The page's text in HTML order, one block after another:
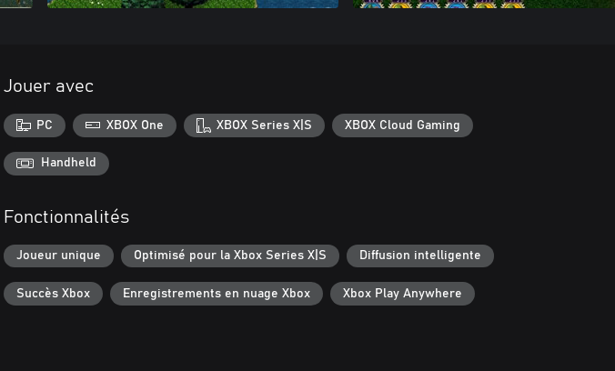
Jouer avec
PC XBOX One XBOX Series X|S XBOX Cloud Gaming
Handheld
Fonctionnalités
Joueur unique Optimisé pour la Xbox Series X|S Diffusion intelligente
Succès Xbox Enregistrements en nuage Xbox Xbox Play Anywhere